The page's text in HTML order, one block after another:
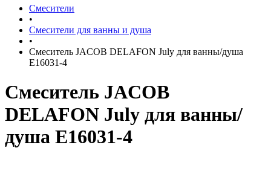
Смесители
•
Смесители для ванны и душа
•
Смеситель JACOB DELAFON July для ванны/душа
E16031-4
Смеситель JACOB
DELAFON July для ванны/
душа E16031-4